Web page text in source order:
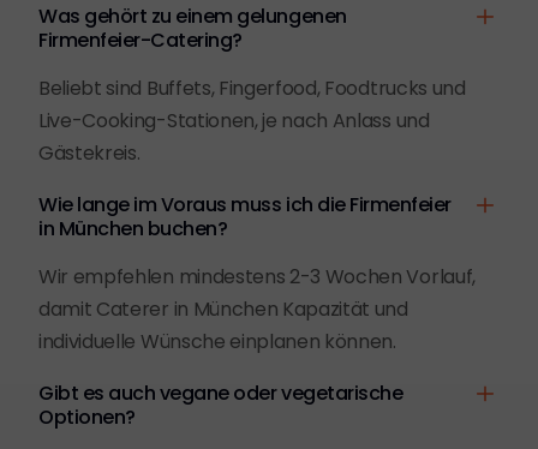
Was gehört zu einem gelungenen
Firmenfeier-Catering?
Beliebt sind Buffets, Fingerfood, Foodtrucks und
Live-Cooking-Stationen, je nach Anlass und
Gästekreis.
Wie lange im Voraus muss ich die Firmenfeier
in München buchen?
Wir empfehlen mindestens 2-3 Wochen Vorlauf,
damit Caterer in München Kapazität und
individuelle Wünsche einplanen können.
Gibt es auch vegane oder vegetarische
Optionen?